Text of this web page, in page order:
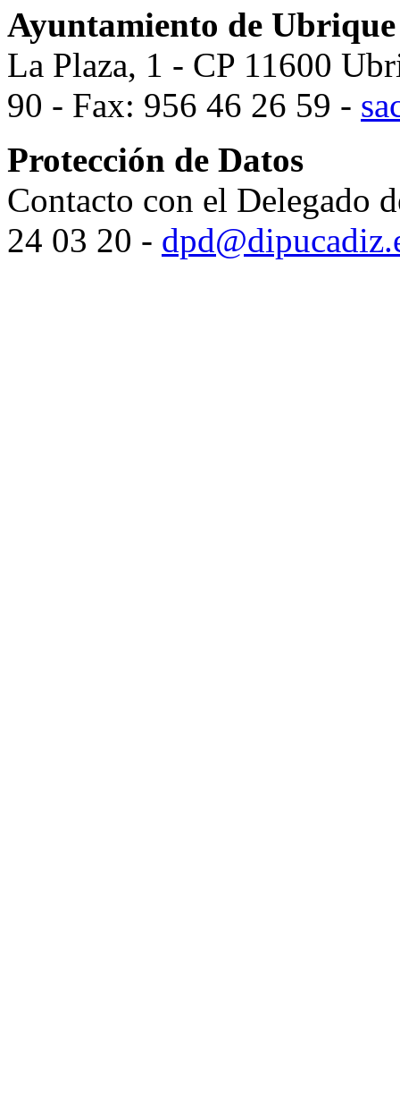
Ayuntamiento de Ubrique
La Plaza, 1 - CP 11600
90 - Fax: 956 46 26 59 -
Protección de Datos
Contacto con el Delegado
24 03 20 -